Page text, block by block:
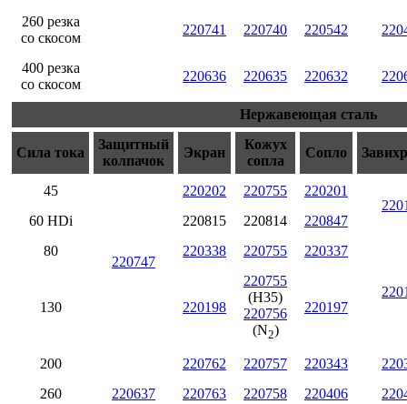
260 резка
со скосом
220741 220740 220542
400 резка
со скосом
220636 220635 220632
Нержавеющая сталь
Сила тока
Защитный
колпачок
Экран
Кожух
сопла
Сопло
45
220747
220202 220755
220201
60 HDi
220815 220814
220847
80
220338 220755 220337
130
220198
220755
(H35)
220756
(N2)
220197
200
220637
220762 220757 220343
260
220763 220758 220406